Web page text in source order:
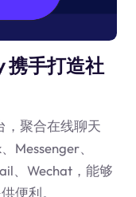
携手打造社
，聚合在线聊天
Messenger、
、Wechat，能够
便利。